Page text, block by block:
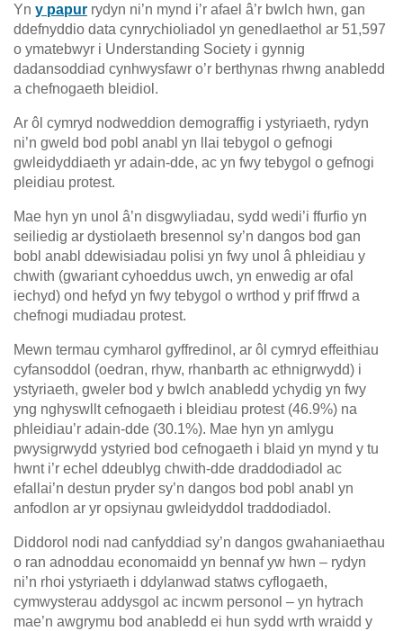
Yn y papur rydyn ni’n mynd i’r afael â’r bwlch hwn, gan
ddefnyddio data cynrychioliadol yn genedlaethol ar 51,597
o ymatebwyr i Understanding Society i gynnig
dadansoddiad cynhwysfawr o’r berthynas rhwng anabledd
a chefnogaeth bleidiol.
Ar ôl cymryd nodweddion demograffig i ystyriaeth, rydyn
ni’n gweld bod pobl anabl yn llai tebygol o gefnogi
gwleidyddiaeth yr adain-dde, ac yn fwy tebygol o gefnogi
pleidiau protest.
Mae hyn yn unol â’n disgwyliadau, sydd wedi’i ffurfio yn
seiliedig ar dystiolaeth bresennol sy’n dangos bod gan
bobl anabl ddewisiadau polisi yn fwy unol â phleidiau y
chwith (gwariant cyhoeddus uwch, yn enwedig ar ofal
iechyd) ond hefyd yn fwy tebygol o wrthod y prif ffrwd a
chefnogi mudiadau protest.
Mewn termau cymharol gyffredinol, ar ôl cymryd effeithiau
cyfansoddol (oedran, rhyw, rhanbarth ac ethnigrwydd) i
ystyriaeth, gweler bod y bwlch anabledd ychydig yn fwy
yng nghyswllt cefnogaeth i bleidiau protest (46.9%) na
phleidiau’r adain-dde (30.1%). Mae hyn yn amlygu
pwysigrwydd ystyried bod cefnogaeth i blaid yn mynd y tu
hwnt i’r echel ddeublyg chwith-dde draddodiadol ac
efallai’n destun pryder sy’n dangos bod pobl anabl yn
anfodlon ar yr opsiynau gwleidyddol traddodiadol.
Diddorol nodi nad canfyddiad sy’n dangos gwahaniaethau
o ran adnoddau economaidd yn bennaf yw hwn – rydyn
ni’n rhoi ystyriaeth i ddylanwad statws cyflogaeth,
cymwysterau addysgol ac incwm personol – yn hytrach
mae’n awgrymu bod anabledd ei hun sydd wrth wraidd y